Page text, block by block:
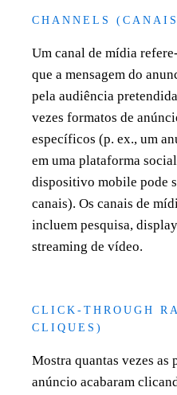
CHANNELS
Um canal de mídia
que a mensagem do
pela audiência
vezes formatos de
específicos (p. ex., um
em uma plataforma
dispositivo mobile pode
canais). Os canais de
incluem pesquisa,
streaming de vídeo.
CLICK-THROUGH
CLIQUES)
Mostra quantas vezes as
anúncio acabaram